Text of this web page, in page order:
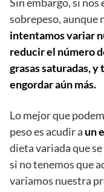
sobrepeso, aunque
intentamos variar
reducir el número
grasas saturadas, y
engordar aún más.
Lo mejor que
peso es acudir a un
dieta variada que
si no tenemos que
variamos nuestra